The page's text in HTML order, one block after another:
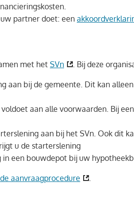
partner doet: een
met het SVn . Bij deze
aan bij de gemeente. Dit kan
aan alle voorwaarden. Bij
aan bij het SVn. Ook dit
u de starterslening
in een bouwdepot bij uw
aanvraagprocedure .